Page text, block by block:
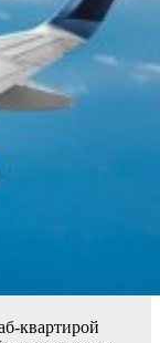
квартирой